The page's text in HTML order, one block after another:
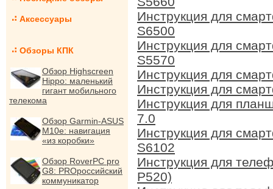
Аксессуары
Обзоры КПК
Обзор Highscreen
Hippo: маленький
гигант мобильного
телекома
Обзор Garmin-ASUS
M10e: навигация
«из коробки»
Обзор RoverPC pro
G8: PROроссийский
коммуникатор
Инструкция для
S6500
Инструкция для
S5570
Инструкция для
Инструкция для
Инструкция для
7.0
Инструкция для
S6102
Инструкция для
P520)